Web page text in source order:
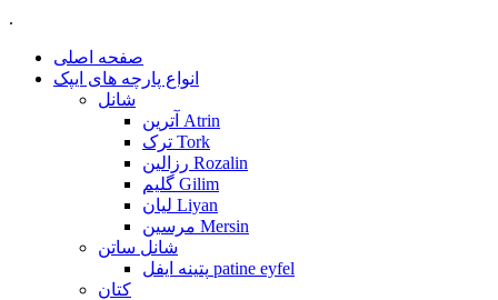
.
صفحه اصلی
انواع پارچه های ایپک
شانل
آترین Atrin
ترک Tork
رزالین Rozalin
گلیم Gilim
لیان Liyan
مرسین Mersin
شانل ساتن
پتینه ایفل patine eyfel
کتان